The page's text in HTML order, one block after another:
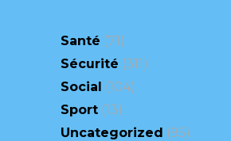
Santé (71)
Sécurité (311)
Social (104)
Sport (13)
Uncategorized (95)